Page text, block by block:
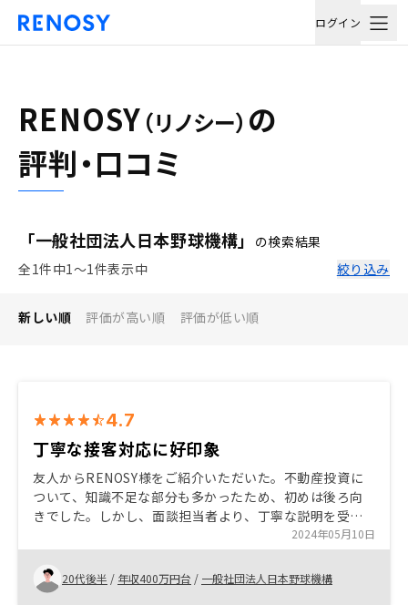
ログイン
RENOSY （リノシー） の
評判・口コミ
「一般社団法人日本野球機構」
の検索結果
全1件中1〜1件表示中
絞り込み
新しい順 評価が高い順 評価が低い順
4.7
丁寧な接客対応に好印象
友人からRENOSY様をご紹介いただいた。不動産投資に
ついて、知識不足な部分も多かったため、初めは後ろ向
きでした。しかし、面談担当者より、丁寧な説明を受
け、不動産投資全般について勉強することが出来まし
た。最後まで丁寧な対応で安心して購入まで進めること
が出来ました。
2024年05月10日
20代後半 / 年収400万円台 / 一般社団法人日本野球機構